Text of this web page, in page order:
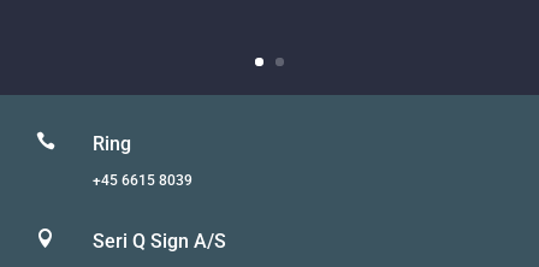
 Ring
+45 6615 8039
 Seri Q Sign A/S